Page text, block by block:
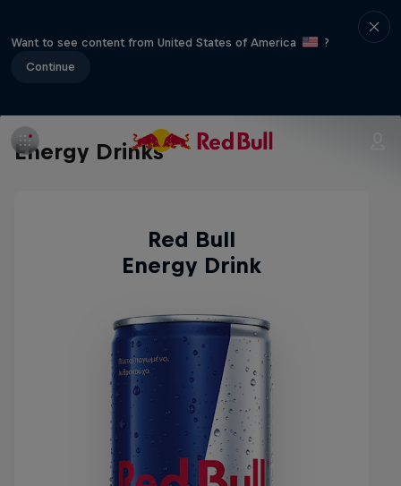
Want to see content from United States of America
?
Continue
Energy Drinks
Red Bull
Energy Drink